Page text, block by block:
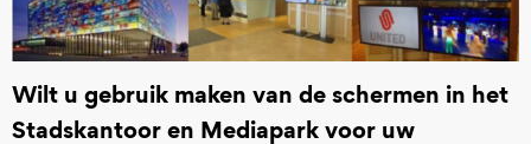
Wilt u gebruik maken van de schermen in het
Stadskantoor en Mediapark voor uw